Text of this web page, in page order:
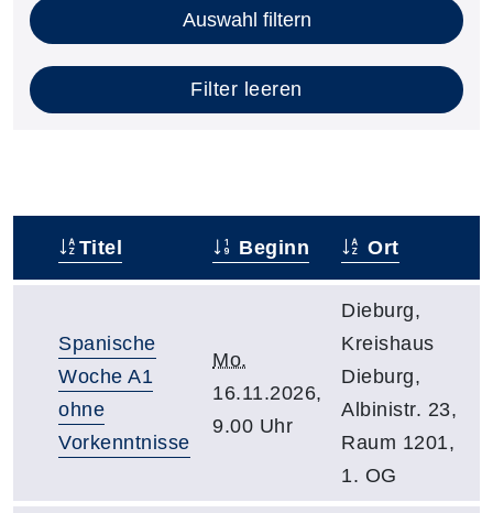
Auswahl filtern
Filter leeren
Titel Beginn Ort
Spanische
Woche A1
ohne
Vorkenntnisse
Mo.
16.11.2026,
9.00 Uhr
Dieburg,
Kreishaus
Dieburg,
Albinistr. 23,
Raum 1201,
1. OG